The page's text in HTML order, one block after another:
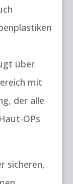
über
mit
der alle
OPs
sicheren,